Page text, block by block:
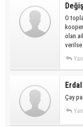
O
olan
verilse
Erdal
Çay